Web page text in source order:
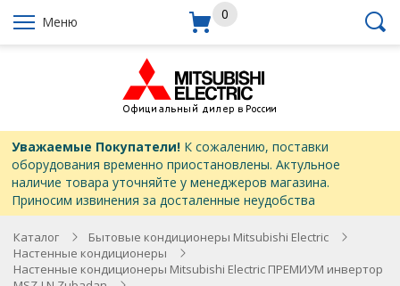
Меню 0
Уважаемые Покупатели!К сожалению, поставки
оборудования временно приостановлены. Актульное
наличие товара уточняйте у менеджеров магазина.
Приносим извинения за досталенные неудобства
Каталог
Бытовые кондиционеры Mitsubishi Electric
Настенные кондиционеры
Настенные кондиционеры Mitsubishi Electric ПРЕМИУМ инвертор